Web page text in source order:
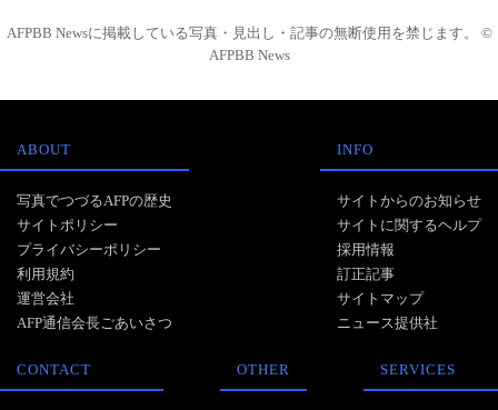
AFPBB Newsに掲載している写真・見出し・記事の無断使用を禁じます。 ©
AFPBB News
ABOUT
写真でつづるAFPの歴史
サイトポリシー
プライバシーポリシー
利用規約
運営会社
AFP通信会長ごあいさつ
INFO
サイトからのお知らせ
サイトに関するヘルプ
採用情報
訂正記事
サイトマップ
ニュース提供社
CONTACT OTHER SERVICES